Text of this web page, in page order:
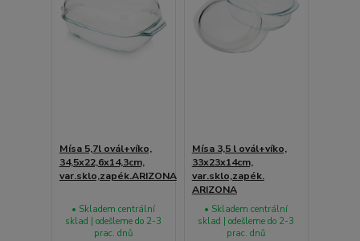
Mísa 5,7l ovál+víko,
34,5x22,6x14,3cm,
var.sklo,zapék.ARIZONA
• Skladem centrální
sklad | odešleme do 2-3
prac. dnů
Mísa 3,5 l ovál+víko,
33x23x14cm,
var.sklo,zapék.
ARIZONA
• Skladem centrální
sklad | odešleme do 2-3
prac. dnů